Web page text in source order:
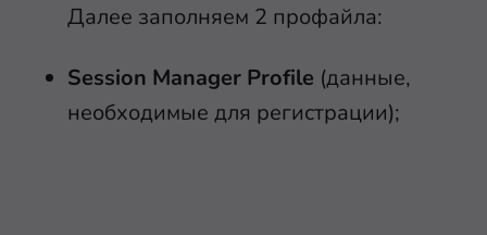
Далее заполняем 2 профайла:
Session Manager Profile (данные,
необходимые для регистрации);